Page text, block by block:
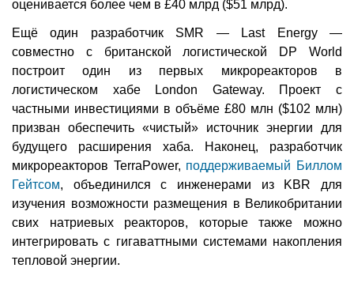
оценивается более чем в £40 млрд ($51 млрд).
Ещё один разработчик SMR — Last Energy —
совместно с британской логистической DP World
построит один из первых микрореакторов в
логистическом хабе London Gateway. Проект с
частными инвестициями в объёме £80 млн ($102 млн)
призван обеспечить «чистый» источник энергии для
будущего расширения хаба. Наконец, разработчик
микрореакторов TerraPower, поддерживаемый Биллом
Гейтсом, объединился с инженерами из KBR для
изучения возможности размещения в Великобритании
свих натриевых реакторов, которые также можно
интегрировать с гигаваттными системами накопления
тепловой энергии.